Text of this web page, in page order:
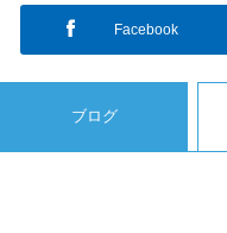
ブログ
Facebook